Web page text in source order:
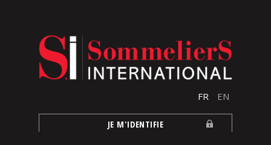
FR EN
JE M'IDENTIFIE